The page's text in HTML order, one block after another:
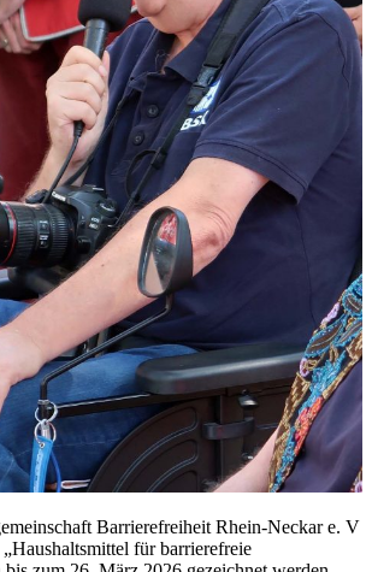
Barrierefreiheit Rhein-Neckar e. V
für barrierefreie